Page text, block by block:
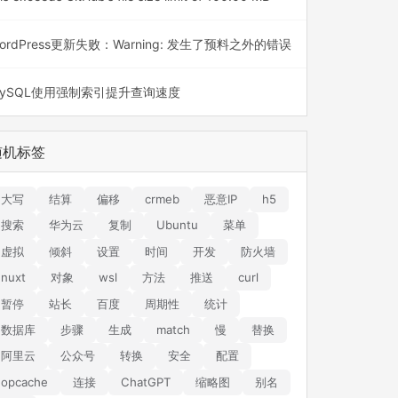
更新失败：Warning: 发生了预料之外的错误
使用强制索引提升查询速度
标签
大写 结算 偏移 crmeb 恶意IP
h5
搜索
华为云 复制 Ubuntu
菜单
虚拟
倾斜 设置 时间 开发
防火墙
nuxt
对象 wsl 方法 推送
curl
暂停
站长 百度 周期性
统计
数据库
步骤 生成 match 慢
替换
阿里云
公众号 转换 安全
配置
opcache
连接 ChatGPT 缩略图 别名